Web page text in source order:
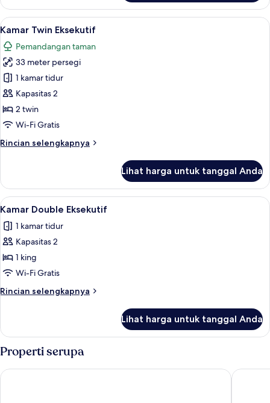
Kamar
Double
Deluks
Lihat
semua
foto
untuk
Kamar
Twin
Eksekutif
Kamar Twin Eksekutif | Minibar,
4
Kamar Twin Eksekutif
Pemandangan taman
33 meter persegi
1 kamar tidur
Kapasitas 2
2 twin
Wi-Fi Gratis
Rincian selengkapnya
Rincian
Kamar
Twin
Eksekutif
Lihat harga untuk tanggal Anda
Lihat
semua
foto
untuk
Kamar
Double
Eksekutif
Kamar Double Eksekutif | Minibar,
4
Kamar Double Eksekutif
1 kamar tidur
Kapasitas 2
1 king
Wi-Fi Gratis
Rincian selengkapnya
Rincian
Kamar
Double
Eksekutif
Lihat harga untuk tanggal Anda
Properti serupa
Santika Banyuwangi Snooze